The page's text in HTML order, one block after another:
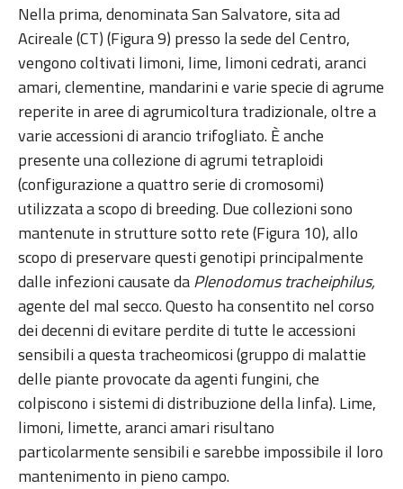
Nella prima, denominata San Salvatore, sita ad
Acireale (CT) (Figura 9) presso la sede del Centro,
vengono coltivati limoni, lime, limoni cedrati, aranci
amari, clementine, mandarini e varie specie di agrume
reperite in aree di agrumicoltura tradizionale, oltre a
varie accessioni di arancio trifogliato. È anche
presente una collezione di agrumi tetraploidi
(configurazione a quattro serie di cromosomi)
utilizzata a scopo di breeding. Due collezioni sono
mantenute in strutture sotto rete (Figura 10), allo
scopo di preservare questi genotipi principalmente
dalle infezioni causate daPlenodomus tracheiphilus,
agente del mal secco. Questo ha consentito nel corso
dei decenni di evitare perdite di tutte le accessioni
sensibili a questa tracheomicosi (gruppo di malattie
delle piante provocate da agenti fungini, che
colpiscono i sistemi di distribuzione della linfa). Lime,
limoni, limette, aranci amari risultano
particolarmente sensibili e sarebbe impossibile il loro
mantenimento in pieno campo.